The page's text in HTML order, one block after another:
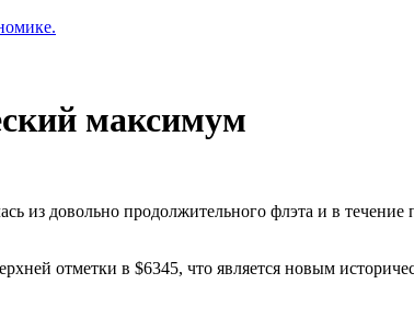
максимум
из довольно продолжительного флэта и в течение
отметки в $6345, что является новым